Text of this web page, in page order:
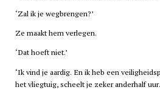
‘Zal ik je wegbrengen?’
Ze maakt hem verlegen.
‘Dat hoeft niet.’
‘Ik vind je aardig. En ik heb een
het vliegtuig, scheelt je zeker anderhalf